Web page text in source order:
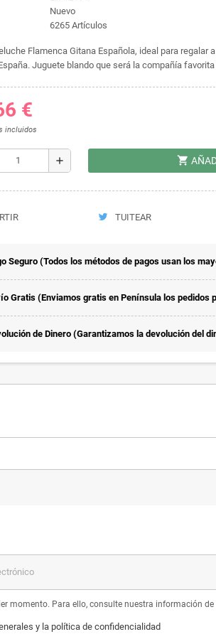
Nuevo
6265 Artículos
Flamenca Gitana Española, ideal para regalar
Juguete blando que será la compañía
€
incluidos
add shopping_cart
TUITEAR
Seguro (Todos los métodos de pagos usan los
Gratis (Enviamos gratis en Península los pedidos
de Dinero (Garantizamos la devolución del
momento. Para ello, consulte nuestra información
y la política de confidencialidad